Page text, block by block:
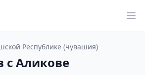
Республике (чувашия)
с Аликове